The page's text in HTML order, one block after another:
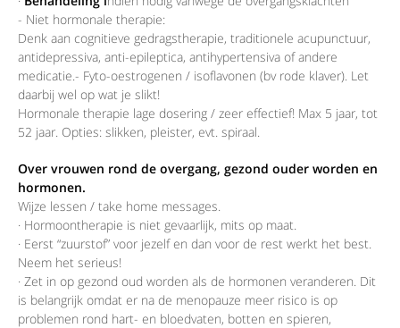
- Niet hormonale therapie:
Denk aan cognitieve gedragstherapie, traditionele acupunctuur,
antidepressiva, anti-epileptica, antihypertensiva of andere
medicatie.- Fyto-oestrogenen / isoflavonen (bv rode klaver). Let
daarbij wel op wat je slikt!
Hormonale therapie lage dosering / zeer effectief! Max 5 jaar, tot
52 jaar. Opties: slikken, pleister, evt. spiraal.
Over vrouwen rond de overgang, gezond ouder worden en
hormonen.
Wijze lessen / take home messages.
· Hormoontherapie is niet gevaarlijk, mits op maat.
· Eerst “zuurstof” voor jezelf en dan voor de rest werkt het best.
Neem het serieus!
· Zet in op gezond oud worden als de hormonen veranderen. Dit
is belangrijk omdat er na de menopauze meer risico is op
problemen rond hart- en bloedvaten, botten en spieren,